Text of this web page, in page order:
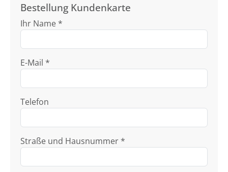
Bestellung Kundenkarte
Ihr Name *
E-Mail *
Telefon
Straße und Hausnummer *